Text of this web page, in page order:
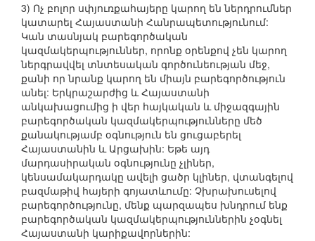
3) Ոչ բոլոր սփյուռքահայերը կարող են ներդրումներ
կատարել Հայաստանի Հանրապետությունում:
Կան տասնյակ բարեգործական
կազմակերպություններ, որոնք օրենքով չեն կարող
ներգրավվել տնտեսական գործունեության մեջ,
քանի որ նրանք կարող են միայն բարեգործություն
անել: Երկրաշարժից և Հայաստանի
անկախացումից ի վեր հայկական և միջազգային
բարեգործական կազմակերպությունները մեծ
քանակությամբ օգնություն են ցուցաբերել
Հայաստանին և Արցախին: Եթե այդ
մարդասիրական օգնությունը չլիներ,
կենսամակարդակը ավելի ցածր կլիներ, վտանգելով
բազմաթիվ հայերի գոյատևումը: Չխրախուսելով
բարեգործությունը, մենք պարզապես խնդրում ենք
բարեգործական կազմակերպություններին չօգնել
Հայաստանի կարիքավորներին: